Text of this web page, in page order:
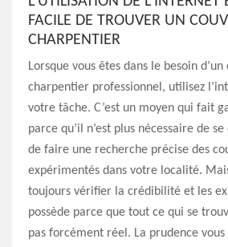
FACILE DE TROUVER UN
CHARPENTIER
Lorsque vous êtes dans le besoin
charpentier professionnel, utilisez
votre tâche. C’est un moyen qui fait
parce qu’il n’est plus nécessaire de
de faire une recherche précise des
expérimentés dans votre localité.
toujours vérifier la crédibilité et les
possède parce que tout ce qui se
pas forcément réel. La prudence